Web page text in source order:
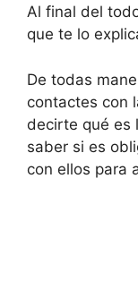
Al final del
que te lo
De todas
contactes con
decirte qué es
saber si es
con ellos para